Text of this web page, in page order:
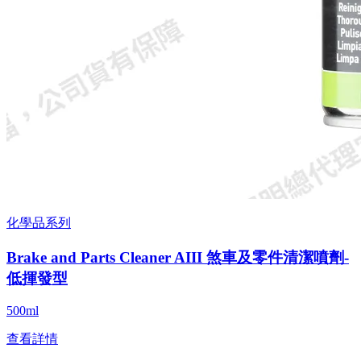
化學品系列
Brake and Parts Cleaner AIII 煞車及零件清潔噴劑-
低揮發型
500ml
查看詳情